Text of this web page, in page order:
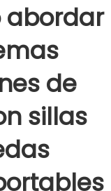
abordar
de
sillas